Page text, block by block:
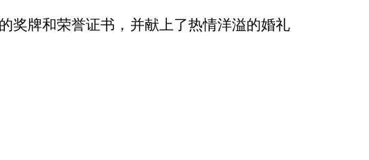
奖牌和荣誉证书，并献上了热情洋溢的婚礼